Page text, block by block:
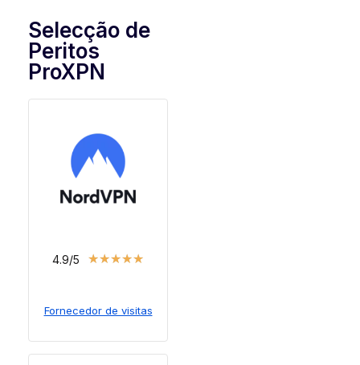
Selecção de
Peritos
ProXPN
4.9/5 ★★★★★
Fornecedor de visitas